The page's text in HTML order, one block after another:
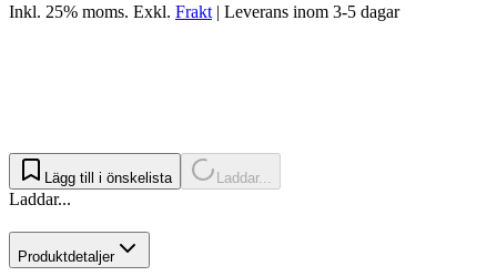
Inkl. 25% moms. Exkl. Frakt | Leverans inom 3-5 dagar
Lägg till i önskelista Laddar...
Laddar...
Produktdetaljer